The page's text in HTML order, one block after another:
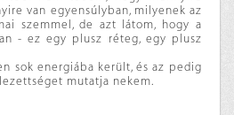
van egyensúlyban, milyenek az
szemmel, de azt látom, hogy a
- ez egy plusz réteg, egy plusz
sok energiába került, és az pedig
mutatja nekem.